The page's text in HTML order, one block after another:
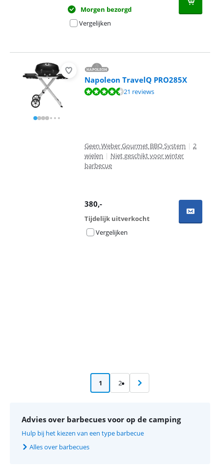
Morgen bezorgd
Vergelijken
Napoleon TravelQ PRO285X
Beoordeling is 9,3 van de 10, gebaseerd op 21 reviews.
21 reviews
Geen Weber Gourmet BBQ System | 2
wielen | Niet geschikt voor winter
barbecue
380,-
Tijdelijk uitverkocht
Vergelijken
1 2
Advies over barbecues voor op de camping
Hulp bij het kiezen van een type barbecue
Alles over barbecues